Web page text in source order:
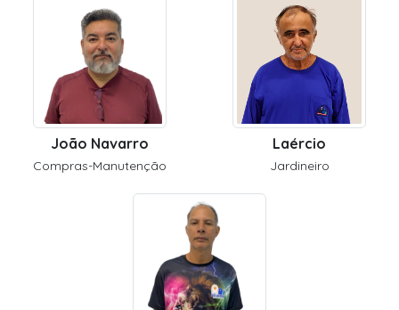
João Navarro
Compras-Manutenção
Laércio
Jardineiro